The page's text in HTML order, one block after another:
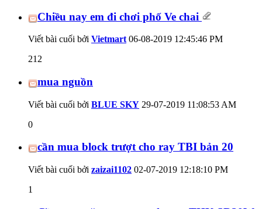
Chiều nay em đi chơi phố Ve chai
Viết bài cuối bởi Vietmart 06-08-2019 12:45:46 PM
212
mua nguồn
Viết bài cuối bởi BLUE SKY 29-07-2019 11:08:53 AM
0
cần mua block trượt cho ray TBI bản 20
Viết bài cuối bởi zaizai1102 02-07-2019 12:18:10 PM
1